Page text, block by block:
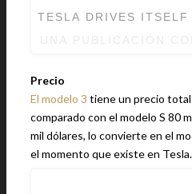
TESLA DRIVES ITSELF
Precio
El modelo 3 tiene un precio total
comparado con el modelo S 80
mil dólares, lo convierte en el
el momento que existe en Tesla.